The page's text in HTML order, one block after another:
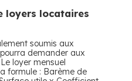
loyers locataires
soumis aux
pourra demander aux
loyer mensuel
formule : Barème de